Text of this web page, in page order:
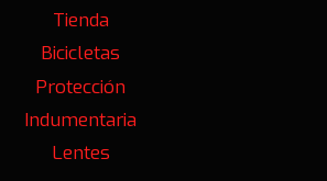
Tienda
Bicicletas
Protección
Indumentaria
Lentes